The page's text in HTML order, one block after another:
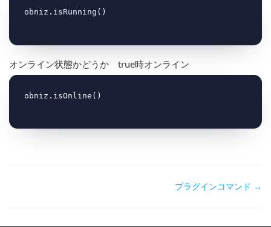
オンライン状態かどうか true時オンライン
プラグインコマンド →